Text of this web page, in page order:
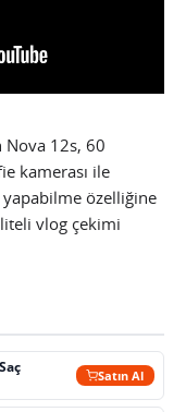
Nova 12s, 60
kamerası ile
özelliğine
vlog çekimi
Satın Al